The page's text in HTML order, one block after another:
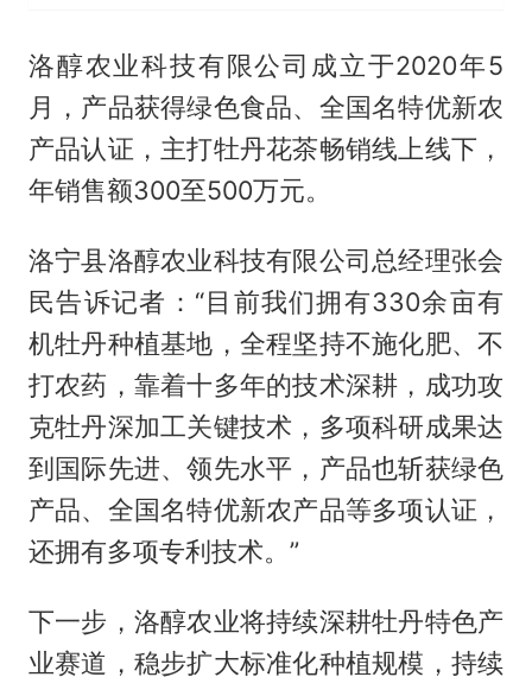
洛醇农业科技有限公司成立于2020年5
月，产品获得绿色食品、全国名特优新农
产品认证，主打牡丹花茶畅销线上线下，
年销售额300至500万元。
洛宁县洛醇农业科技有限公司总经理张会
民告诉记者：“目前我们拥有330余亩有
机牡丹种植基地，全程坚持不施化肥、不
打农药，靠着十多年的技术深耕，成功攻
克牡丹深加工关键技术，多项科研成果达
到国际先进、领先水平，产品也斩获绿色
产品、全国名特优新农产品等多项认证，
还拥有多项专利技术。”
下一步，洛醇农业将持续深耕牡丹特色产
业赛道，稳步扩大标准化种植规模，持续